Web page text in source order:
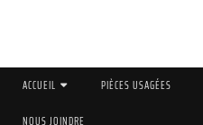
ACCUEIL PIÈCES USAGÉES
NOUS JOINDRE